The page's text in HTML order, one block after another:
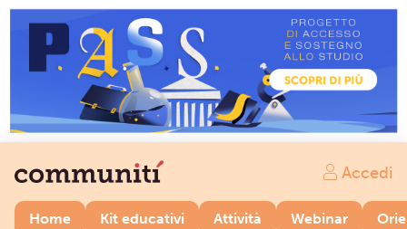
Home Kit educativi Attività Webinar
Accedi